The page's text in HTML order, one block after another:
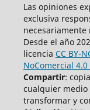
Las opiniones
exclusiva
Desde el año
licencia CC BY-
NoComercial
Compartir:
cualquier medio
transformar y